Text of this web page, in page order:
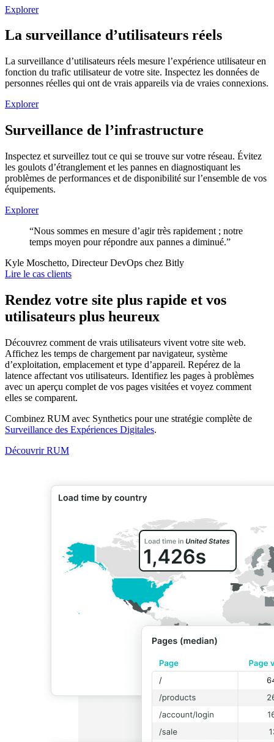
Explorer
La surveillance d’utilisateurs réels
La surveillance d’utilisateurs réels mesure l’expérience utilisateur en
fonction du trafic utilisateur de votre site. Inspectez les données de
personnes réelles qui ont de vrais appareils via de vraies connexions.
Explorer
Surveillance de l’infrastructure
Inspectez et surveillez tout ce qui se trouve sur votre réseau. Évitez
les goulots d’étranglement et les pannes en diagnostiquant les
problèmes de performances et de disponibilité sur l’ensemble de vos
équipements.
Explorer
“Nous sommes en mesure d’agir très rapidement ; notre
temps moyen pour répondre aux pannes a diminué.”
Kyle Moschetto, Directeur DevOps chez Bitly
Lire le cas clients
Rendez votre site plus rapide et vos
utilisateurs plus heureux
Découvrez comment de vrais utilisateurs vivent votre site web.
Affichez les temps de chargement par navigateur, système
d’exploitation, emplacement et type d’appareil. Repérez de la
latence affectant vos utilisateurs. Identifiez les pages à problèmes
avec un aperçu complet de vos pages visitées et voyez comment
elles se comparent.
Combinez RUM avec Synthetics pour une stratégie complète de
Surveillance des Expériences Digitales.
Découvrir RUM